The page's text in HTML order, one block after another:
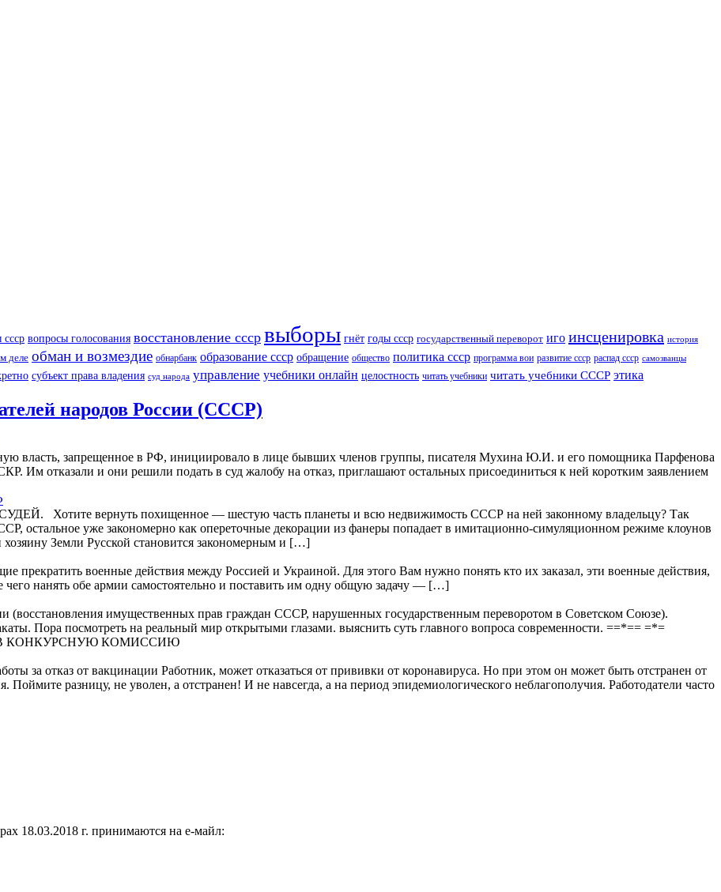
вопросы голосования восстановление ссср выборы гнёт годы ссср государственный переворот иго инсценировка история
деле обман и возмездие обнарбанк образование ссср обращение общество политика ссср программа вои развитие ссср распад ссср самозванцы
субъект права владения суд народа управление учебники онлайн целостность читать учебники читать учебники СССР этика
народов России (СССР)
запрещенное в РФ, инициировало в лице бывших членов группы, писателя Мухина Ю.И. и его помощника Парфенова
Им отказали и они решили подать в суд жалобу на отказ, приглашают остальных присоединиться к ней коротким заявлением
вернуть похищенное — шестую часть планеты и всю недвижимость СССР на ней законному владельцу? Так
остальное уже закономерно как опереточные декорации из фанеры попадает в имитационно-симуляционном режиме клоунов
хозяину Земли Русской становится закономерным и […]
прекратить военные действия между Россией и Украиной. Для этого Вам нужно понять кто их заказал, эти военные действия,
чего нанять обе армии самостоятельно и поставить им одну общую задачу — […]
имущественных прав граждан СССР, нарушенных государственным переворотом в Советском Союзе).
Пора посмотреть на реальный мир открытыми глазами. выяснить суть главного вопроса современности. ==*== =*=
КОНКУРСНУЮ КОМИССИЮ
за отказ от вакцинации Работник, может отказаться от прививки от коронавируса. Но при этом он может быть отстранен от
Поймите разницу, не уволен, а отстранен! И не навсегда, а на период эпидемиологического неблагополучия. Работодатели часто
18.03.2018 г. принимаются на е-майл: